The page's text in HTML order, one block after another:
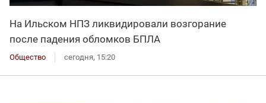
На Ильском НПЗ ликвидировали возгорание
после падения обломков БПЛА
Общество сегодня, 15:20